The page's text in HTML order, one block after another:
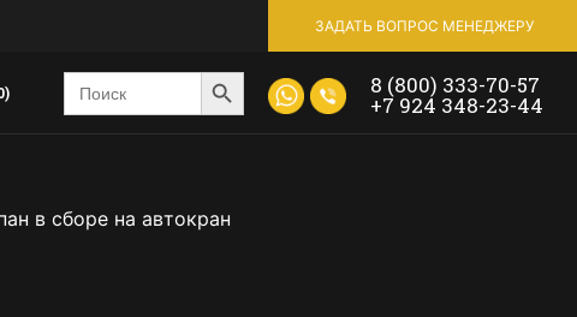
ЗАДАТЬ ВОПРОС МЕНЕДЖЕРУ
Введите
ключевое
слово
Search Button 8 (800) 333-70-57
+7 924 348-23-44
в сборе на автокран